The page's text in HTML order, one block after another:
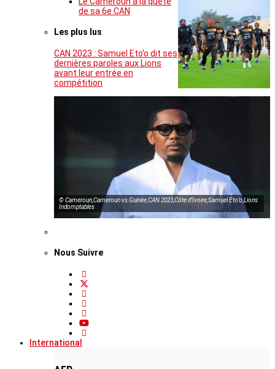
de sa 6e CAN
Les plus lus
CAN 2023 : Samuel Eto’o dit ses
dernières paroles aux Lions
avant leur entrée en
compétition
© Cameroun,Cameroun vs Guinée,CAN 2023,Côte d’Ivoire,Samuel Eto’o,Lions
Indomptables
Nous Suivre
International